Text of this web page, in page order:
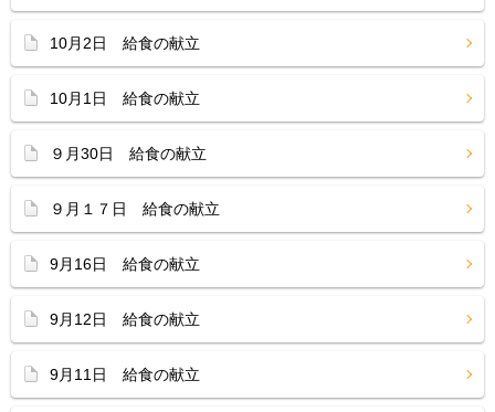
10月2日 給食の献立
10月1日 給食の献立
９月30日 給食の献立
９月１７日 給食の献立
9月16日 給食の献立
9月12日 給食の献立
9月11日 給食の献立